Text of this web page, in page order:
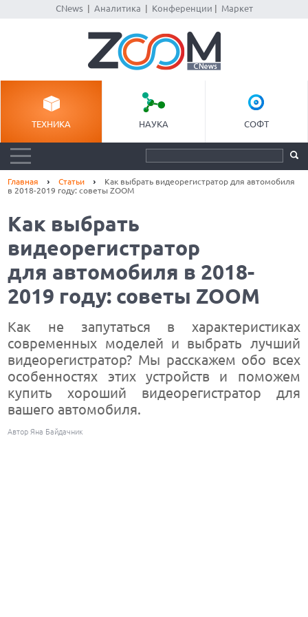
CNews| Аналитика Конференции Маркет
ТЕХНИКА НАУКА СОФТ
Главная Статьи
Как выбрать видеорегистратор для автомобиля
в 2018-2019 году: советы ZOOM
Как выбрать
видеорегистратор
для автомобиля в 2018-
2019 году: советы ZOOM
Как не запутаться в характеристиках
современных моделей и выбрать лучший
видеорегистратор? Мы расскажем обо всех
особенностях этих устройств и поможем
купить хороший видеорегистратор для
вашего автомобиля.
Автор Яна Байдачник